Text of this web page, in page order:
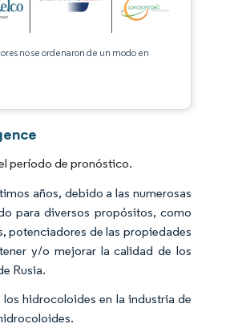
no se ordenaron de un modo en
período de pronóstico.
años, debido a las numerosas
para diversos propósitos, como
potenciadores de las propiedades
y/o mejorar la calidad de los
Rusia.
hidrocoloides en la industria de